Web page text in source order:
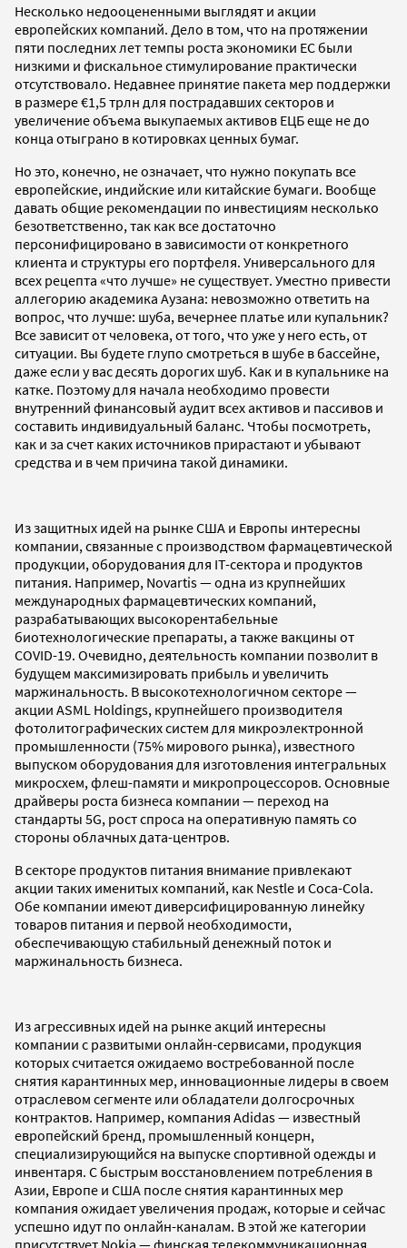
Несколько недооцененными выглядят и акции
европейских компаний. Дело в том, что на протяжении
пяти последних лет темпы роста экономики ЕС были
низкими и фискальное стимулирование практически
отсутствовало. Недавнее принятие пакета мер поддержки
в размере €1,5 трлн для пострадавших секторов и
увеличение объема выкупаемых активов ЕЦБ еще не до
конца отыграно в котировках ценных бумаг.
Но это, конечно, не означает, что нужно покупать все
европейские, индийские или китайские бумаги. Вообще
давать общие рекомендации по инвестициям несколько
безответственно, так как все достаточно
персонифицировано в зависимости от конкретного
клиента и структуры его портфеля. Универсального для
всех рецепта «что лучше» не существует. Уместно привести
аллегорию академика Аузана: невозможно ответить на
вопрос, что лучше: шуба, вечернее платье или купальник?
Все зависит от человека, от того, что уже у него есть, от
ситуации. Вы будете глупо смотреться в шубе в бассейне,
даже если у вас десять дорогих шуб. Как и в купальнике на
катке. Поэтому для начала необходимо провести
внутренний финансовый аудит всех активов и пассивов и
составить индивидуальный баланс. Чтобы посмотреть,
как и за счет каких источников прирастают и убывают
средства и в чем причина такой динамики.
Из защитных идей на рынке США и Европы интересны
компании, связанные с производством фармацевтической
продукции, оборудования для IT-сектора и продуктов
питания. Например, Novartis — одна из крупнейших
международных фармацевтических компаний,
разрабатывающих высокорентабельные
биотехнологические препараты, а также вакцины от
COVID-19. Очевидно, деятельность компании позволит в
будущем максимизировать прибыль и увеличить
маржинальность. В высокотехнологичном секторе —
акции ASML Holdings, крупнейшего производителя
фотолитографических систем для микроэлектронной
промышленности (75% мирового рынка), известного
выпуском оборудования для изготовления интегральных
микросхем, флеш-памяти и микропроцессоров. Основные
драйверы роста бизнеса компании — переход на
стандарты 5G, рост спроса на оперативную память со
стороны облачных дата-центров.
В секторе продуктов питания внимание привлекают
акции таких именитых компаний, как Nestle и Coca-Cola.
Обе компании имеют диверсифицированную линейку
товаров питания и первой необходимости,
обеспечивающую стабильный денежный поток и
маржинальность бизнеса.
Из агрессивных идей на рынке акций интересны
компании с развитыми онлайн-сервисами, продукция
которых считается ожидаемо востребованной после
снятия карантинных мер, инновационные лидеры в своем
отраслевом сегменте или обладатели долгосрочных
контрактов. Например, компания Adidas — известный
европейский бренд, промышленный концерн,
специализирующийся на выпуске спортивной одежды и
инвентаря. С быстрым восстановлением потребления в
Азии, Европе и США после снятия карантинных мер
компания ожидает увеличения продаж, которые и сейчас
успешно идут по онлайн-каналам. В этой же категории
присутствует Nokia — финская телекоммуникационная